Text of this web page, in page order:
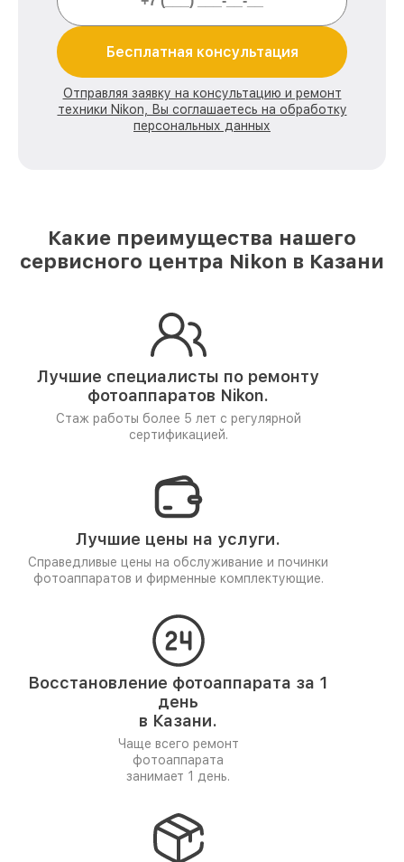
Бесплатная консультация
Отправляя заявку на консультацию и ремонт
техники Nikon, Вы соглашаетесь на обработку
персональных данных
Какие преимущества нашего
сервисного центра Nikon в Казани
Лучшие специалисты по ремонту
фотоаппаратов Nikon.
Стаж работы более 5 лет с регулярной
сертификацией.
Лучшие цены на услуги.
Справедливые цены на обслуживание и починки
фотоаппаратов и фирменные комплектующие.
Восстановление фотоаппарата за 1
день
в Казани.
Чаще всего ремонт
фотоаппарата
занимает 1 день.